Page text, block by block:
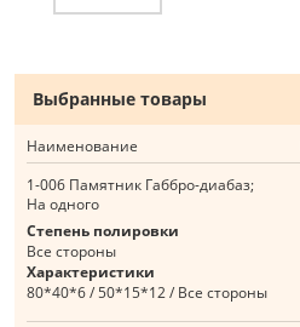
Выбранные товары
Наименование
1-006 Памятник Габбро-диабаз;
На одного
Степень полировки
Все стороны
Характеристики
80*40*6 / 50*15*12 / Все стороны